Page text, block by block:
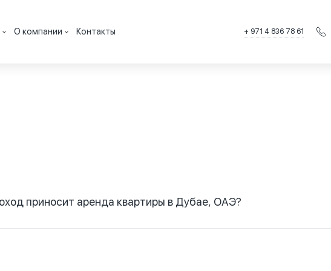
О компании Контакты + 971 4 836 78 61
приносит аренда квартиры в Дубае, ОАЭ?